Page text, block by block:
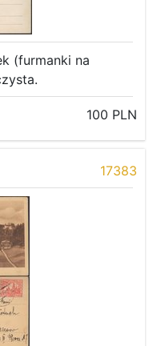
(furmanki na
100 PLN
17383